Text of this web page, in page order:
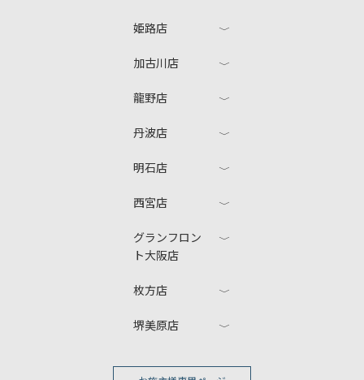
姫路店
加古川店
龍野店
丹波店
明石店
西宮店
グランフロン
ト大阪店
枚方店
堺美原店